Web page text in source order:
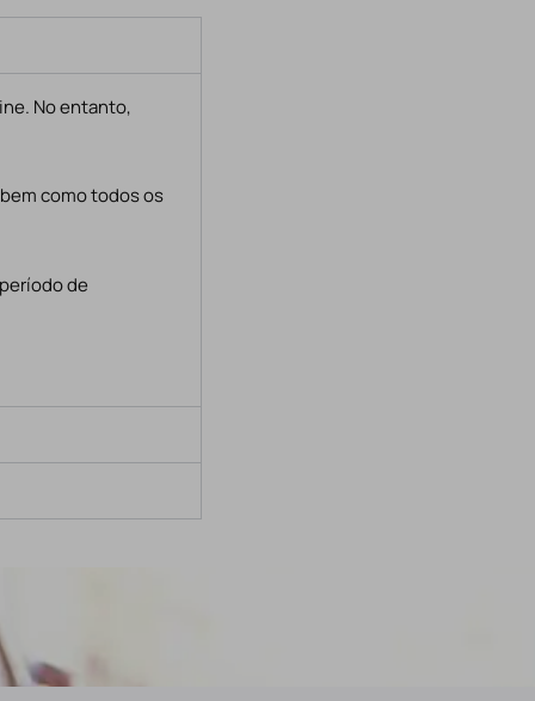
No entanto,
como todos os
de